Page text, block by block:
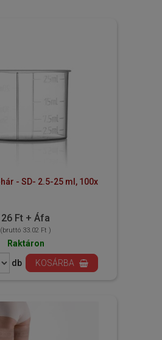
- SD- 2.5-25 ml, 100x
26 Ft + Áfa
(bruttó 33.02 Ft )
Raktáron
db
KOSÁRBA